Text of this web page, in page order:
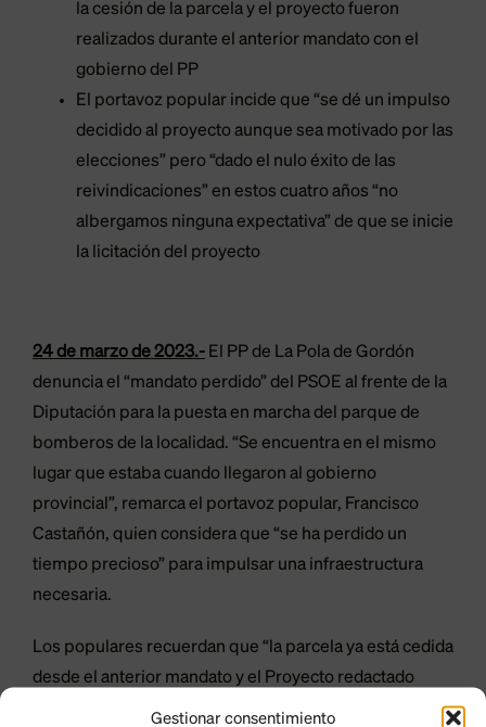
Gestionar consentimiento
la cesión de la parcela y el proyecto fueron
realizados durante el anterior mandato con el
gobierno del PP
El portavoz popular incide que “se dé un impulso
decidido al proyecto aunque sea motivado por las
elecciones” pero “dado el nulo éxito de las
reivindicaciones” en estos cuatro años “no
albergamos ninguna expectativa” de que se inicie
la licitación del proyecto
24 de marzo de 2023.- El PP de La Pola de Gordón
denuncia el “mandato perdido” del PSOE al frente de la
Diputación para la puesta en marcha del parque de
bomberos de la localidad. “Se encuentra en el mismo
lugar que estaba cuando llegaron al gobierno
provincial”, remarca el portavoz popular, Francisco
Castañón, quien considera que “se ha perdido un
tiempo precioso” para impulsar una infraestructura
necesaria.
Los populares recuerdan que “la parcela ya está cedida
desde el anterior mandato y el Proyecto redactado
desde 2018, por lo que solo la inacción del equipo de